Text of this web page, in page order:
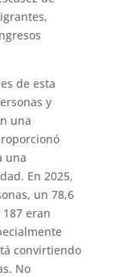
de esta
y
una
una
En 2025,
un 78,6
eran
convirtiendo
No